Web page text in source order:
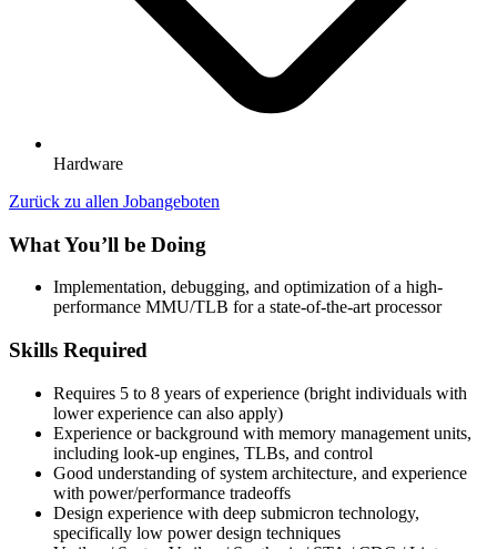
Hardware
Zurück zu allen Jobangeboten
What You’ll be Doing
Implementation, debugging, and optimization of a high-
performance MMU/TLB for a state-of-the-art processor
Skills Required
Requires 5 to 8 years of experience (bright individuals with
lower experience can also apply)
Experience or background with memory management units,
including look-up engines, TLBs, and control
Good understanding of system architecture, and experience
with power/performance tradeoffs
Design experience with deep submicron technology,
specifically low power design techniques